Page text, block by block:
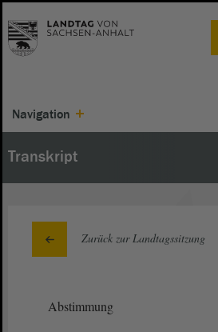
Navigation
Transkript
Zurück zur Landtagssitzung
Abstimmung